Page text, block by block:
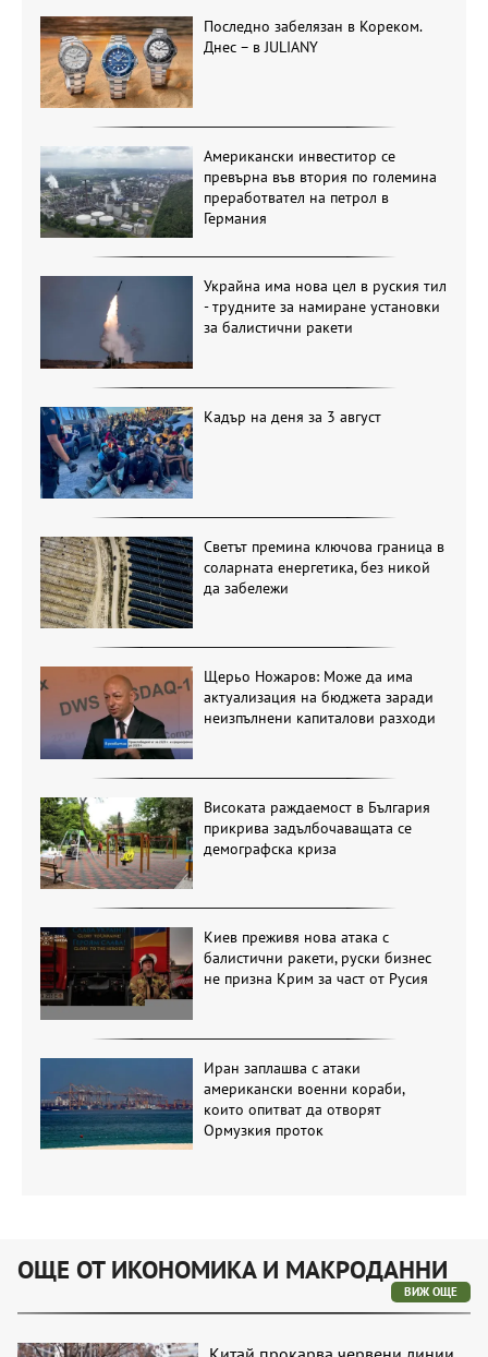
Последно забелязан в Кореком.
Днес – в JULIANY
Американски инвеститор се
превърна във втория по големина
преработвател на петрол в
Германия
Украйна има нова цел в руския тил
- трудните за намиране установки
за балистични ракети
Кадър на деня за 3 август
Светът премина ключова граница в
соларната енергетика, без никой
да забележи
Щерьо Ножаров: Може да има
актуализация на бюджета заради
неизпълнени капиталови разходи
Високата раждаемост в България
прикрива задълбочаващата се
демографска криза
Киев преживя нова атака с
балистични ракети, руски бизнес
не призна Крим за част от Русия
Иран заплашва с атаки
американски военни кораби,
които опитват да отворят
Ормузкия проток
ОЩЕ ОТ ИКОНОМИКА И МАКРОДАННИ
ВИЖ ОЩЕ